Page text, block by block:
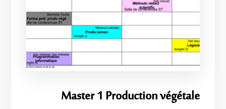
Master 1 Production végétale